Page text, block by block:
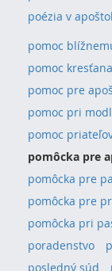
poézia v
pomoc
pomoc kresťana
pomoc pre
pomoc pri
pomoc
pomôcka pre
pomôcka pre
pomôcka pre
pomôcka pri
poradenstvo
posledný súd